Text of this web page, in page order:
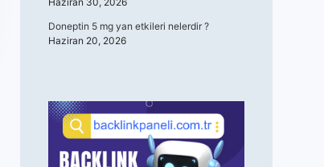
Doneptin 5 mg yan etkileri nelerdir ?
Haziran 20, 2026